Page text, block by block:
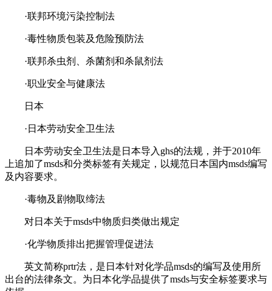
·联邦环境污染控制法
·毒性物质包装及危险预防法
·联邦杀虫剂、杀菌剂和杀鼠剂法
·职业安全与健康法
日本
·日本劳动安全卫生法
日本劳动安全卫生法是日本导入ghs的法规，并于2010年
上追加了msds和分类标签有关规定，以规范日本国内msds编写
及内容要求。
·毒物及剧物取缔法
对日本关于msds中物质归类做出规定
·化学物质排出把握管理促进法
英文简称prtr法，是日本针对化学品msds的编写及使用所
出台的法律条文。为日本化学品提供了msds与安全标签要求与